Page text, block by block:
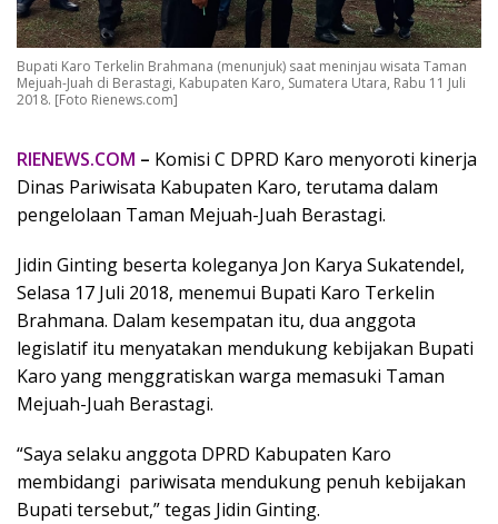
Bupati Karo Terkelin Brahmana (menunjuk) saat meninjau wisata Taman
Mejuah-Juah di Berastagi, Kabupaten Karo, Sumatera Utara, Rabu 11 Juli
2018. [Foto Rienews.com]
RIENEWS.COM – Komisi C DPRD Karo menyoroti kinerja
Dinas Pariwisata Kabupaten Karo, terutama dalam
pengelolaan Taman Mejuah-Juah Berastagi.
Jidin Ginting beserta koleganya Jon Karya Sukatendel,
Selasa 17 Juli 2018, menemui Bupati Karo Terkelin
Brahmana. Dalam kesempatan itu, dua anggota
legislatif itu menyatakan mendukung kebijakan Bupati
Karo yang menggratiskan warga memasuki Taman
Mejuah-Juah Berastagi.
“Saya selaku anggota DPRD Kabupaten Karo
membidangi pariwisata mendukung penuh kebijakan
Bupati tersebut,” tegas Jidin Ginting.